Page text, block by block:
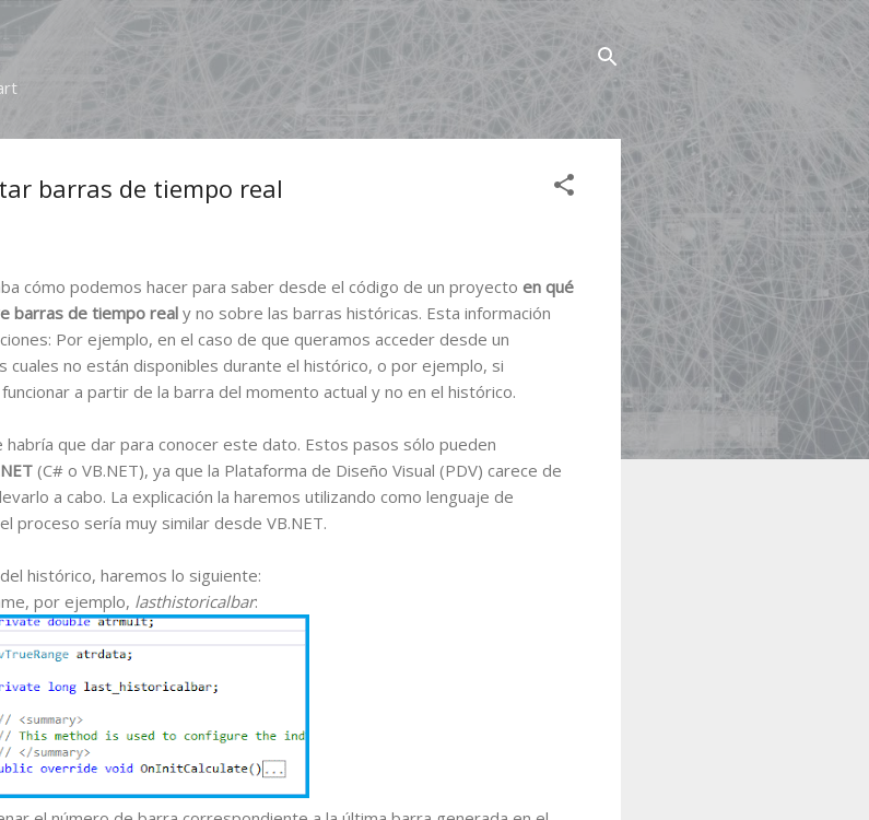
Ir al contenido principal
barras de tiempo real
cómo podemos hacer para saber desde el código de un proyecto en qué
barras de tiempo real y no sobre las barras históricas. Esta información
Por ejemplo, en el caso de que queramos acceder desde un
cuales no están disponibles durante el histórico, o por ejemplo, si
a partir de la barra del momento actual y no en el histórico.
que dar para conocer este dato. Estos pasos sólo pueden
(C# o VB.NET), ya que la Plataforma de Diseño Visual (PDV) carece de
a cabo. La explicación la haremos utilizando como lenguaje de
proceso sería muy similar desde VB.NET.
histórico, haremos lo siguiente:
por ejemplo, lasthistoricalbar: